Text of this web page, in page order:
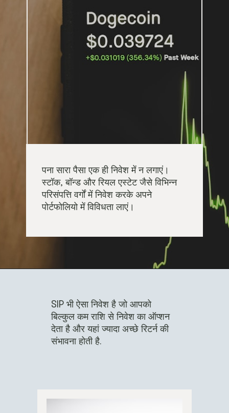
पना सारा पैसा एक ही निवेश में न लगाएं।
स्टॉक, बॉन्ड और रियल एस्टेट जैसे विभिन्न
परिसंपत्ति वर्गों में निवेश करके अपने
पोर्टफोलियो में विविधता लाएं।
SIP भी ऐसा निवेश है जो आपको
बिल्कुल कम राशि से निवेश का ऑप्शन
देता है और यहां ज्यादा अच्छे रिटर्न की
संभावना होती है.